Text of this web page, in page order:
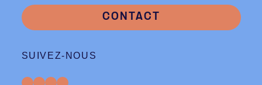
CONTACT
SUIVEZ-NOUS